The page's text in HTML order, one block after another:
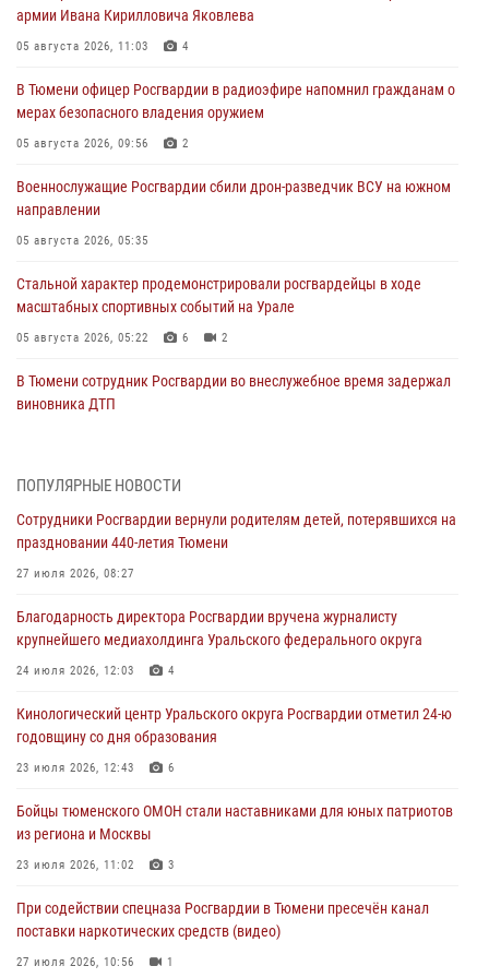
армии Ивана Кирилловича Яковлева
05 августа 2026, 11:03 4
В Тюмени офицер Росгвардии в радиоэфире напомнил гражданам о
мерах безопасного владения оружием
05 августа 2026, 09:56 2
Военнослужащие Росгвардии сбили дрон-разведчик ВСУ на южном
направлении
05 августа 2026, 05:35
Стальной характер продемонстрировали росгвардейцы в ходе
масштабных спортивных событий на Урале
05 августа 2026, 05:22 6 2
В Тюмени сотрудник Росгвардии во внеслужебное время задержал
виновника ДТП
Со 101-м Днём рождения поздравили сотрудники Росгвардии
04 августа 2026, 11:07
Спецназ Росгвардии провел комплексную тренировку в полевых
04 августа 2026, 06:28
Тюменские правоохранители провели соревнования по стрельбе
Росгвардия противодействует БПЛА ВСУ на южном направлении
ПОПУЛЯРНЫЕ НОВОСТИ
Сотрудники Росгвардии вернули родителям детей, потерявшихся на
праздновании 440-летия Тюмени
27 июля 2026, 08:27
Благодарность директора Росгвардии вручена журналисту
крупнейшего медиахолдинга Уральского федерального округа
24 июля 2026, 12:03 4
Кинологический центр Уральского округа Росгвардии отметил 24-ю
годовщину со дня образования
23 июля 2026, 12:43 6
Бойцы тюменского ОМОН стали наставниками для юных патриотов
из региона и Москвы
23 июля 2026, 11:02 3
При содействии спецназа Росгвардии в Тюмени пресечён канал
поставки наркотических средств (видео)
27 июля 2026, 10:56 1